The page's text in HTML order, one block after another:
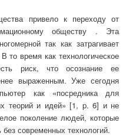
привело к переходу от
обществу . Эта
так как затрагивает
то время как технологическое
риск, что осознание ее
выраженным. Уже сегодня
как «посредника для
теорий и идей» [1, p. 6] и не
поколение людей, которые
современных технологий.